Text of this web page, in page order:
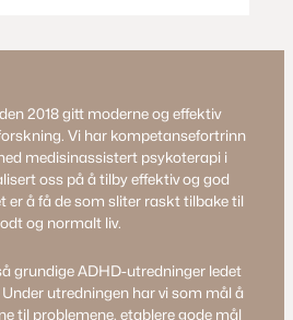
2018 gitt moderne og effektiv
Vi har kompetansefortrinn
medisinassistert psykoterapi i
oss på å tilby effektiv og god
er å få de som sliter raskt tilbake til
og normalt liv.
grundige ADHD-utredninger ledet
utredningen har vi som mål å
til problemene, etablere gode mål